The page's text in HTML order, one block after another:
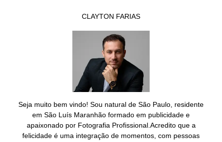
CLAYTON FARIAS
Seja muito bem vindo! Sou natural de São Paulo, residente
em São Luís Maranhão formado em publicidade e
apaixonado por Fotografia Profissional.Acredito que a
felicidade é uma integração de momentos, com pessoas